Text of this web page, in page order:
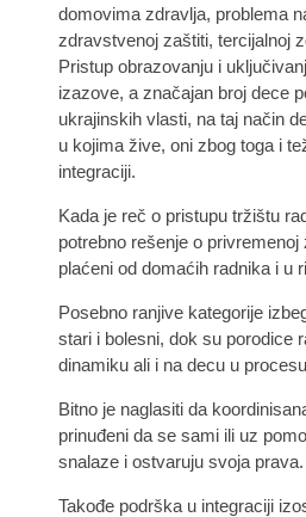
domovima zdravlja, problema
zdravstvenoj zaštiti, tercijalnoj
Pristup obrazovanju i
izazove, a značajan broj dece
ukrajinskih vlasti, na taj način
u kojima žive, oni zbog toga i
integraciji.
Kada je reč o pristupu tržištu
potrebno rešenje o
plaćeni od domaćih radnika i u
Posebno ranjive kategorije
stari i bolesni, dok su porodice
dinamiku ali i na decu u
Bitno je naglasiti da
prinuđeni da se sami ili uz
snalaze i ostvaruju svoja prava.
Takođe podrška u integraciji